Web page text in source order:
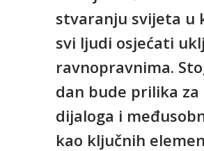
stvaranju svijeta u
svi ljudi osjećati
ravnopravnima.
dan bude prilika
dijaloga i
kao ključnih